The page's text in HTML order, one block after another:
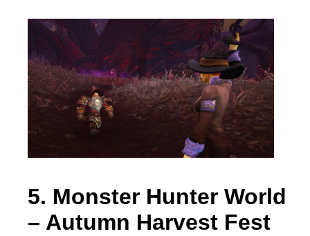
5. Monster Hunter World
– Autumn Harvest Fest